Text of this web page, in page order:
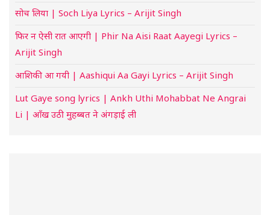
सोच लिया | Soch Liya Lyrics – Arijit Singh
फिर न ऐसी रात आएगी | Phir Na Aisi Raat Aayegi Lyrics –
Arijit Singh
आशिकी आ गयी | Aashiqui Aa Gayi Lyrics – Arijit Singh
Lut Gaye song lyrics | Ankh Uthi Mohabbat Ne Angrai
Li | आँख उठी मुहब्बत ने अंगड़ाई ली